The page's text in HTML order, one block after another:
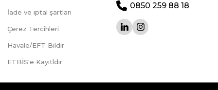
İade ve iptal şartları
Çerez Tercihleri
Havale/EFT Bildir
ETBİS'e Kayıtldır
0850 259 88 18